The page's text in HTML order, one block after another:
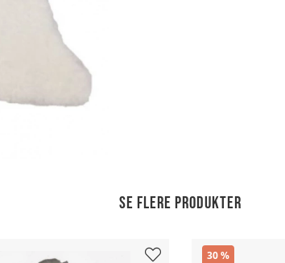
Se flere produkter
30